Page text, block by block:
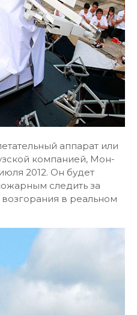
аппарат или
компанией, Мон-
2012. Он будет
следить за
в реальном